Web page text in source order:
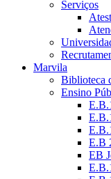
Serviços
Marvila
Biblioteca
Ensino
E.B
EB